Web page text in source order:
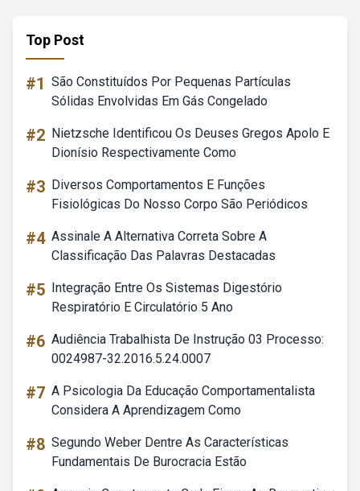
Top Post
#1 São Constituídos Por Pequenas Partículas
Sólidas Envolvidas Em Gás Congelado
#2 Nietzsche Identificou Os Deuses Gregos Apolo E
Dionísio Respectivamente Como
#3 Diversos Comportamentos E Funções
Fisiológicas Do Nosso Corpo São Periódicos
#4 Assinale A Alternativa Correta Sobre A
Classificação Das Palavras Destacadas
#5 Integração Entre Os Sistemas Digestório
Respiratório E Circulatório 5 Ano
#6 Audiência Trabalhista De Instrução 03 Processo:
0024987-32.2016.5.24.0007
#7 A Psicologia Da Educação Comportamentalista
Considera A Aprendizagem Como
#8 Segundo Weber Dentre As Características
Fundamentais De Burocracia Estão